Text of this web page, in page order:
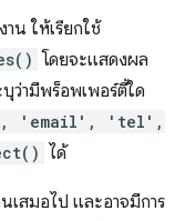
น ให้เรียกใช้
โดยจะแสดงผล
ว่ามีพร็อพเพอร์ตี้ใด
'email', 'tel',
ได้
เสมอไป และอาจมีการ